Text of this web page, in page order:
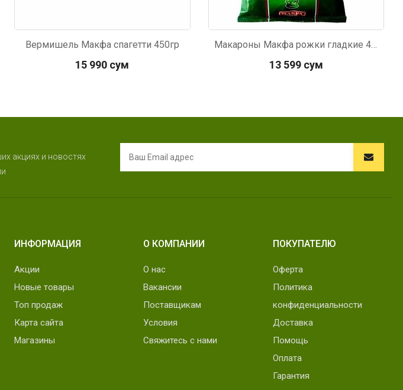
Вермишель Макфа спагетти 450гр
15 990 сум
Макароны Макфа рожки гладкие 400г
13 599 сум
акциях и новостях
ИНФОРМАЦИЯ
Акции
Новые товары
Топ продаж
Карта сайта
Магазины
О КОМПАНИИ
О нас
Вакансии
Поставщикам
Условия
Свяжитесь с нами
ПОКУПАТЕЛЮ
Оферта
Политика
конфиденциальности
Доставка
Помощь
Оплата
Гарантия